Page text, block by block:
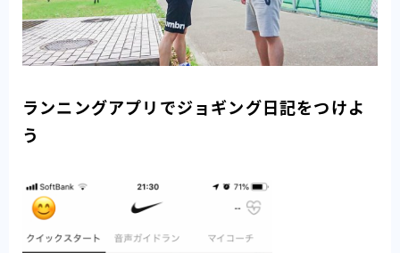
ランニングアプリでジョギング日記をつけよ
う